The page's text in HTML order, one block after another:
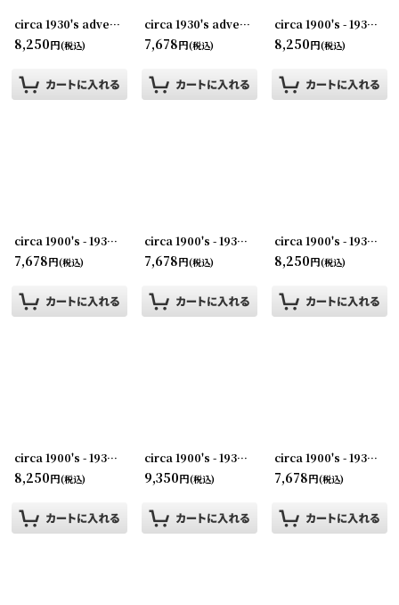
circa 1930's advertising clip KINGAN'S [231003-02]
8,250円(税込)
circa 1930's advertising clip THE F.BISSELL COMPANY TOLEDO
7,678円(税込)
circa 1900's - 1930's Advertising Clip PAPER BOXES...
8,250円(税込)
circa 1900's - 1930's Advertising Clip THE F. BISSELL COMPANY [
7,678円(税込)
circa 1900's - 1930's Advertising Clip NORWICH・UNION...
7,678円(税込)
circa 1900's - 1930's Advertising Clip COAL AND COKE...
8,250円(税込)
circa 1900's - 1930's Advertising Clip FURNITURE RECORD... [
8,250円(税込)
circa 1900's - 1930's Advertising Clip SPOKANE SCHOOL OF BUSINESS...アドバタイジング クリップ
9,350円(税込)
circa 1900's - 1930's Advertising Clip CENTURY BISCUIT COMPANY...アドバタイジング クリップ
7,678円(税込)